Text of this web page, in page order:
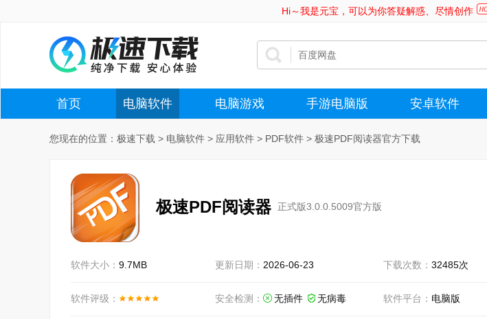
Hi～我是元宝，可以为你答疑解惑、尽情创作
首页 电脑软件 电脑游戏 手游电脑版 安卓软件
您现在的位置： 极速下载 > 电脑软件 > 应用软件 > PDF软件 > 极速PDF阅读器官方下载
极速PDF阅读器 正式版3.0.0.5009官方版
软件大小： 9.7MB 更新日期： 2026-06-23 下载次数： 32485次
软件评级： 安全检测： 无插件 无病毒 软件平台： 电脑版